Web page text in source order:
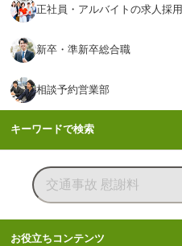
正社員・アルバイトの求人採用
新卒・準新卒総合職
相談予約営業部
キーワードで検索
お役立ちコンテンツ